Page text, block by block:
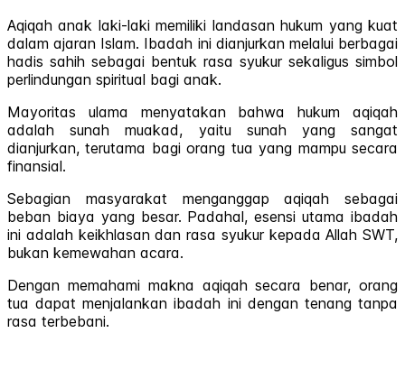
Aqiqah anak laki-laki memiliki landasan hukum yang kuat
dalam ajaran Islam. Ibadah ini dianjurkan melalui berbagai
hadis sahih sebagai bentuk rasa syukur sekaligus simbol
perlindungan spiritual bagi anak.
Mayoritas ulama menyatakan bahwa hukum aqiqah
adalah sunah muakad, yaitu sunah yang sangat
dianjurkan, terutama bagi orang tua yang mampu secara
finansial.
Sebagian masyarakat menganggap aqiqah sebagai
beban biaya yang besar. Padahal, esensi utama ibadah
ini adalah keikhlasan dan rasa syukur kepada Allah SWT,
bukan kemewahan acara.
Dengan memahami makna aqiqah secara benar, orang
tua dapat menjalankan ibadah ini dengan tenang tanpa
rasa terbebani.